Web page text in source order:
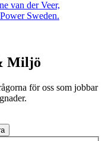
van der Veer,
Sweden.
Miljö
för oss som jobbar